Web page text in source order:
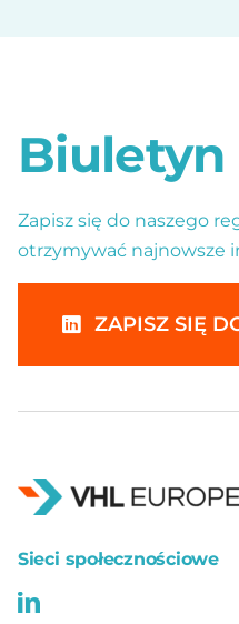
Biuletyn
Zapisz się do naszego
otrzymywać najnowsze
ZAPISZ SIĘ
Sieci społecznościowe